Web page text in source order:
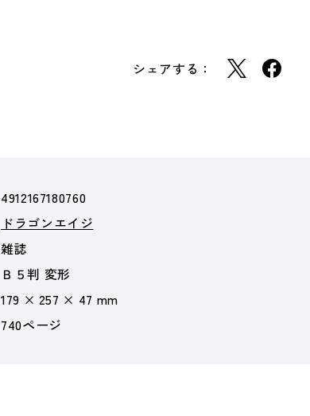
シェアする：
4912167180760
ドラゴンエイジ
雑誌
Ｂ５判 変形
179 × 257 × 47 mm
740ページ